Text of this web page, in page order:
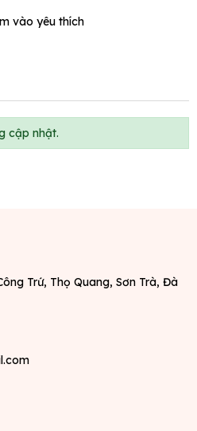
vào yêu thích
cập nhật.
Trứ, Thọ Quang, Sơn Trà, Đà